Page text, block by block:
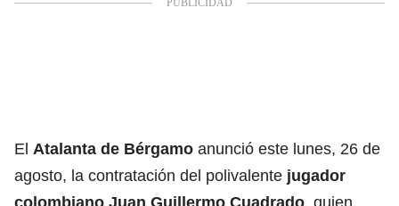
El Atalanta de Bérgamo anunció este lunes, 26 de
agosto, la contratación del polivalente jugador
colombiano Juan Guillermo Cuadrado, quien